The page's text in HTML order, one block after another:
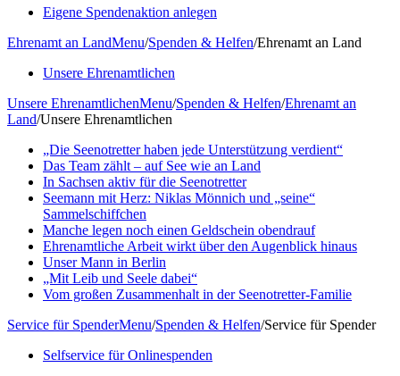
Eigene Spendenaktion anlegen
Ehrenamt an LandMenu/Spenden & Helfen/Ehrenamt an Land
Unsere Ehrenamtlichen
Unsere EhrenamtlichenMenu/Spenden & Helfen/Ehrenamt an
Land/Unsere Ehrenamtlichen
„Die Seenotretter haben jede Unterstützung verdient“
Das Team zählt – auf See wie an Land
In Sachsen aktiv für die Seenotretter
Seemann mit Herz: Niklas Mönnich und „seine“
Sammelschiffchen
Manche legen noch einen Geldschein obendrauf
Ehrenamtliche Arbeit wirkt über den Augenblick hinaus
Unser Mann in Berlin
„Mit Leib und Seele dabei“
Vom großen Zusammenhalt in der Seenotretter-Familie
Service für SpenderMenu/Spenden & Helfen/Service für Spender
Selfservice für Onlinespenden